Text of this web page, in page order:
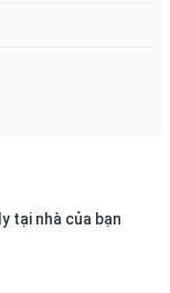
tại nhà của bạn